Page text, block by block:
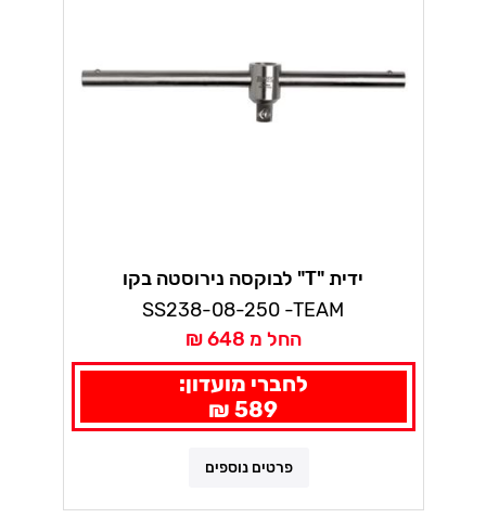
ידית "T" לבוקסה נירוסטה בקו
SS238-08-250 -TEAM
החל מ 648 ₪
לחברי מועדון:
589 ₪
פרטים נוספים